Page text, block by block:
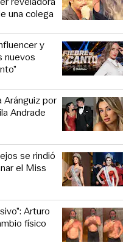
una colega
y
nuevos
Aránguiz por
Andrade
se rindió
el Miss
Arturo
físico